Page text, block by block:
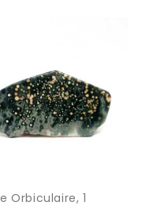
Orbiculaire, 1